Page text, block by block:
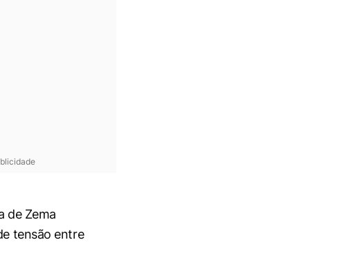
de Zema
tensão entre